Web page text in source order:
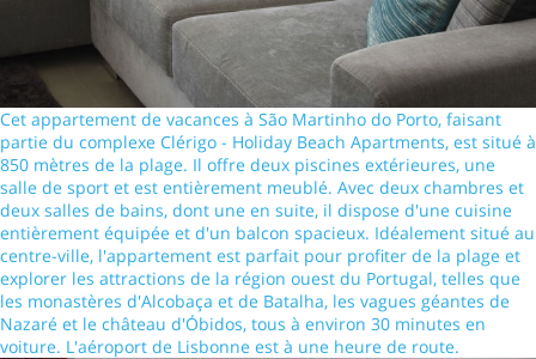
Cet appartement de vacances à São Martinho do Porto, faisant
partie du complexe Clérigo - Holiday Beach Apartments, est situé à
850 mètres de la plage. Il offre deux piscines extérieures, une
salle de sport et est entièrement meublé. Avec deux chambres et
deux salles de bains, dont une en suite, il dispose d'une cuisine
entièrement équipée et d'un balcon spacieux. Idéalement situé au
centre-ville, l'appartement est parfait pour profiter de la plage et
explorer les attractions de la région ouest du Portugal, telles que
les monastères d'Alcobaça et de Batalha, les vagues géantes de
Nazaré et le château d'Óbidos, tous à environ 30 minutes en
voiture. L'aéroport de Lisbonne est à une heure de route.